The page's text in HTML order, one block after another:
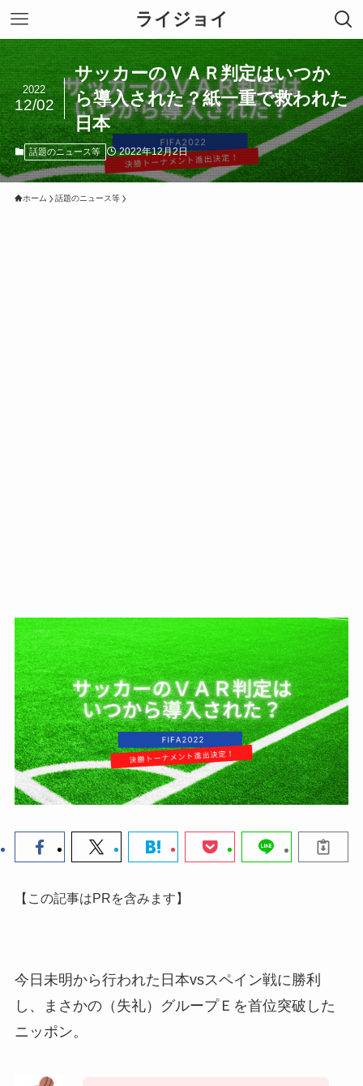
ライジョイ
サッカーのＶＡＲ判定はいつか
ら導入された？紙一重で救われた
日本
2022
12/02
話題のニュース等 2022年12月2日
ホーム 話題のニュース等
【この記事はPRを含みます】
今日未明から行われた日本vsスペイン戦に勝利
し、
まさかの（失礼）グループＥを首位突破した
ニッポン。